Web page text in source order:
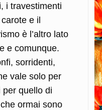
i travestimenti
e il
è l’altro lato
e comunque.
sorridenti,
vale solo per
per quello di
ormai sono